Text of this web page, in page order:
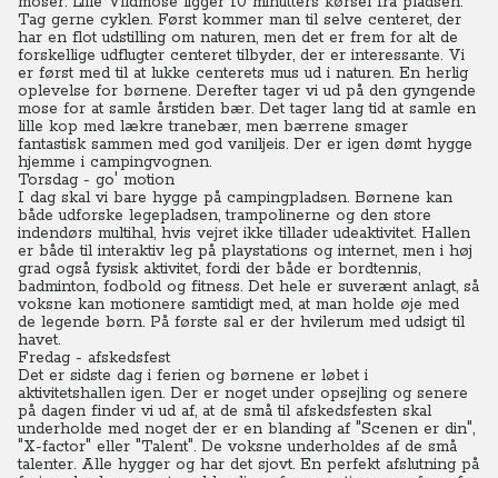
Tag gerne cyklen. Først kommer man til selve centeret, der
har en flot udstilling om naturen, men det er frem for alt de
forskellige udflugter centeret tilbyder, der er interessante. Vi
er først med til at lukke centerets mus ud i naturen. En herlig
oplevelse for børnene. Derefter tager vi ud på den gyngende
mose for at samle årstiden bær. Det tager lang tid at samle en
lille kop med lækre tranebær, men bærrene smager
fantastisk sammen med god vaniljeis. Der er igen dømt hygge
hjemme i campingvognen.
Torsdag - go' motion
I dag skal vi bare hygge på campingpladsen. Børnene kan
både udforske legepladsen, trampolinerne og den store
indendørs multihal, hvis vejret ikke tillader udeaktivitet. Hallen
er både til interaktiv leg på playstations og internet, men i høj
grad også fysisk aktivitet, fordi der både er bordtennis,
badminton, fodbold og fitness. Det hele er suverænt anlagt, så
voksne kan motionere samtidigt med, at man holde øje med
de legende børn. På første sal er der hvilerum med udsigt til
havet.
Fredag - afskedsfest
Det er sidste dag i ferien og børnene er løbet i
aktivitetshallen igen. Der er noget under opsejling og senere
på dagen finder vi ud af, at de små til afskedsfesten skal
underholde med noget der er en blanding af "Scenen er din",
"X-factor" eller "Talent". De voksne underholdes af de små
talenter. Alle hygger og har det sjovt. En perfekt afslutning på